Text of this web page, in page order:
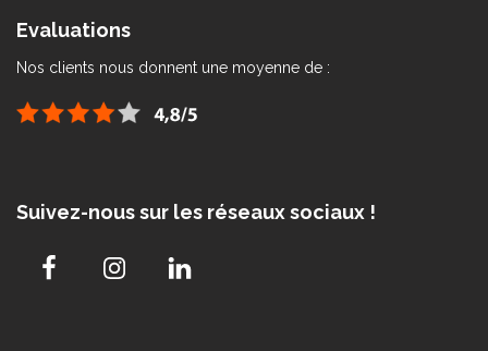
Evaluations
Nos clients nous donnent une moyenne de :
Suivez-nous sur les réseaux sociaux !